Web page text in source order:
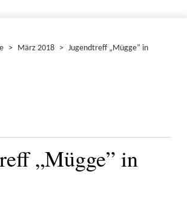
> März 2018 > Jugendtreff „Mügge” in
„Mügge” in